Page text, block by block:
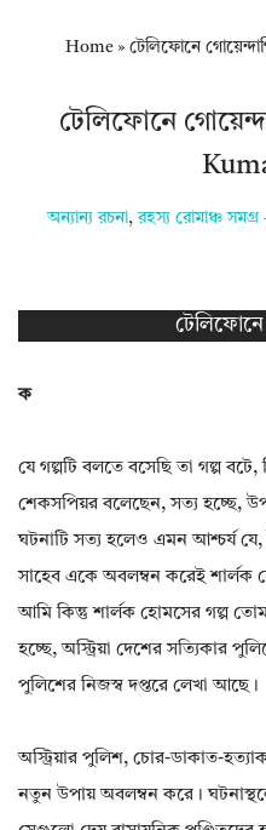
Home» টেলিফোনে
টেলিফোনে
অন্যান্য রচনা, রহস্য রোমাঞ্চ সমগ্র
টেলিফোনে
ক
যে গল্পটি বলতে বসেছি তা গল্প
শেকসপিয়র বলেছেন, সত্য হচ্ছে,
ঘটনাটি সত্য হলেও এমন আশ্চর্য
সাহেব একে অবলম্বন করেই শার্লক
আমি কিন্তু শার্লক হোমসের গল্প
হচ্ছে, অস্ট্রিয়া দেশের সত্যিকার
পুলিশের নিজস্ব দপ্তরে লেখা আছে।
অস্ট্রিয়ার পুলিশ, চোর-ডাকাত-
নতুন উপায় অবলম্বন করে।